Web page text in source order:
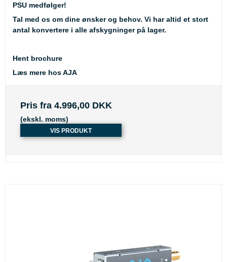
PSU medfølger!
Tal med os om dine ønsker og behov. Vi har altid et stort
antal konvertere i alle afskygninger på lager.
Hent brochure
Læs mere hos AJA
Pris fra 4.996,00 DKK
(ekskl. moms)
VIS PRODUKT